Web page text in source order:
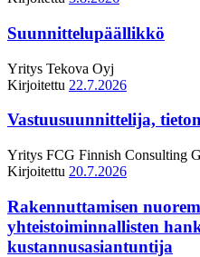
Suunnittelupäällikkö
Yritys Tekova Oyj
Kirjoitettu 22.7.2026
Vastuusuunnittelija,
Yritys FCG Finnish Consulting
Kirjoitettu 20.7.2026
Rakennuttamisen
yhteistoiminnallisten
kustannusasiantuntija